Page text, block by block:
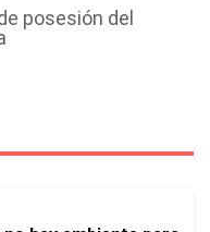
posesión del